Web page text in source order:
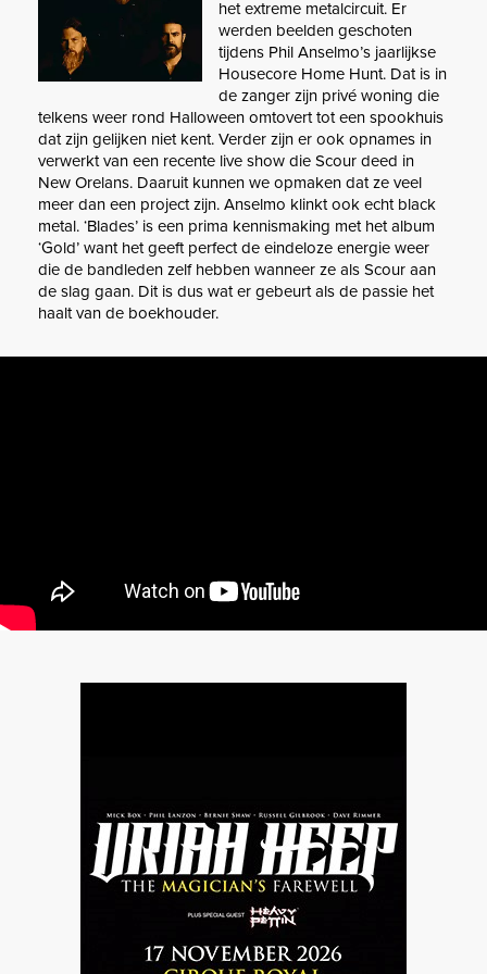
het extreme metalcircuit. Er
werden beelden geschoten
tijdens Phil Anselmo’s jaarlijkse
Housecore Home Hunt. Dat is in
de zanger zijn privé woning die
telkens weer rond Halloween omtovert tot een spookhuis
dat zijn gelijken niet kent. Verder zijn er ook opnames in
verwerkt van een recente live show die Scour deed in
New Orelans. Daaruit kunnen we opmaken dat ze veel
meer dan een project zijn. Anselmo klinkt ook echt black
metal. ‘Blades’ is een prima kennismaking met het album
‘Gold’ want het geeft perfect de eindeloze energie weer
die de bandleden zelf hebben wanneer ze als Scour aan
de slag gaan. Dit is dus wat er gebeurt als de passie het
haalt van de boekhouder.